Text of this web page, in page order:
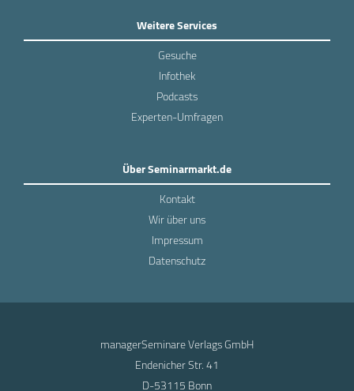
Weitere Services
Gesuche
Infothek
Podcasts
Experten-Umfragen
Über Seminarmarkt.de
Kontakt
Wir über uns
Impressum
Datenschutz
managerSeminare Verlags GmbH
Endenicher Str. 41
D-53115 Bonn